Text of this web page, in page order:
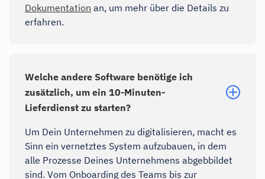
Dokumentation an, um mehr über die Details zu
erfahren.
Welche andere Software benötige ich
zusätzlich, um ein 10-Minuten-
Lieferdienst zu starten?
Um Dein Unternehmen zu digitalisieren, macht es
Sinn ein vernetztes System aufzubauen, in dem
alle Prozesse Deines Unternehmens abgebbildet
sind. Vom Onboarding des Teams bis zur